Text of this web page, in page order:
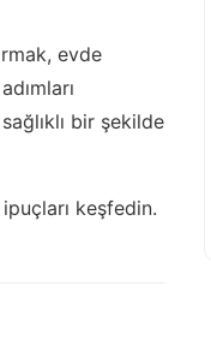
evde
bir şekilde
keşfedin.